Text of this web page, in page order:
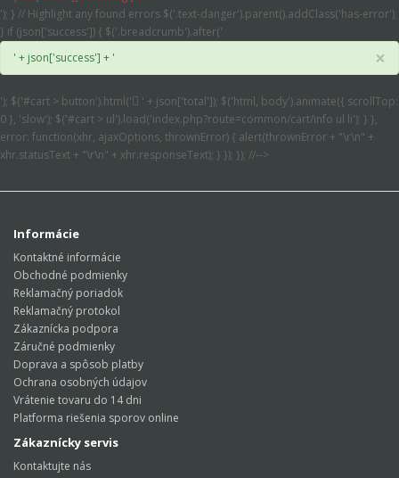
'); } // Highlight any found errors $('.text-danger').parent().addClass('has-error');
} if (json['success']) { $('.breadcrumb').after('
' + json['success'] + '
×
'); $('#cart > button').html('
' + json['total']); $('html, body').animate({ scrollTop:
0 }, 'slow'); $('#cart > ul').load('index.php?route=common/cart/info ul li'); } },
error: function(xhr, ajaxOptions, thrownError) { alert(thrownError + "\r\n" +
xhr.statusText + "\r\n" + xhr.responseText); } }); }); //-->
Informácie
Kontaktné informácie
Obchodné podmienky
Reklamačný poriadok
Reklamačný protokol
Zákaznícka podpora
Záručné podmienky
Doprava a spôsob platby
Ochrana osobných údajov
Vrátenie tovaru do 14 dni
Platforma riešenia sporov online
Zákaznícky servis
Kontaktujte nás